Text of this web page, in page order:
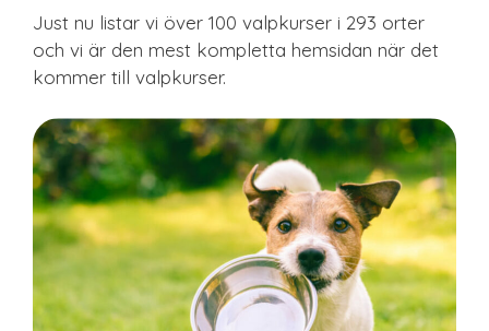
Just nu listar vi över 100 valpkurser i 293 orter
och vi är den mest kompletta hemsidan när det
kommer till valpkurser.